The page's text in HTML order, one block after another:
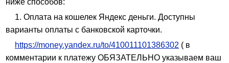
ниже способов:
1. Оплата на кошелек Яндекс деньги. Доступны
варианты оплаты с банковской карточки.
https://money.yandex.ru/to/410011101386302 ( в
комментарии к платежу ОБЯЗАТЕЛЬНО указываем ваш